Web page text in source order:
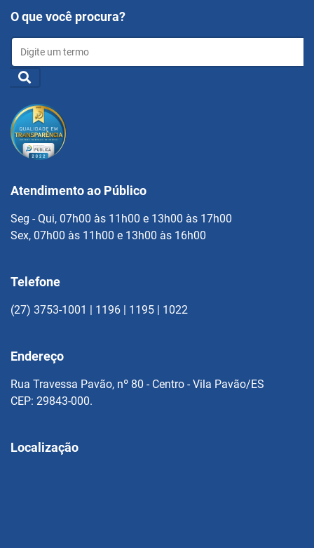
O que você procura?
Atendimento ao Público
Seg - Qui, 07h00 às 11h00 e 13h00 às 17h00
Sex, 07h00 às 11h00 e 13h00 às 16h00
Telefone
(27) 3753-1001 | 1196 | 1195 | 1022
Endereço
Rua Travessa Pavão, nº 80 - Centro - Vila Pavão/ES
CEP: 29843-000.
Localização